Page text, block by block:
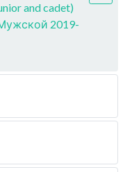
and cadet)
2019-